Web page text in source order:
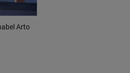
Arto